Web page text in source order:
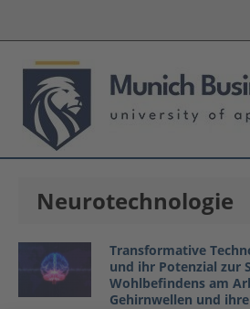
Neurotechnologie
Transformative
und ihr Potenzial zur
Wohlbefindens am
Gehirnwellen und